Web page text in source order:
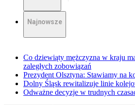
Najnowsze
Co dziewiąty mężczyzna w kraju
zaległych zobowiązań
Prezydent Olsztyna: Stawiamy na
Dolny Śląsk rewitalizuje linie
Odważne decyzje w trudnych